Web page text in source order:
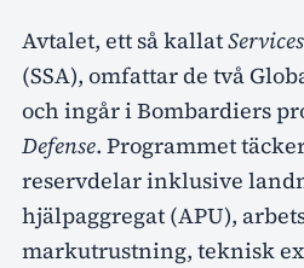
Avtalet, ett så kallat
(SSA), omfattar de två
och ingår i Bombardiers
Defense. Programmet
reservdelar inklusive
hjälpaggregat (APU),
markutrustning, teknisk